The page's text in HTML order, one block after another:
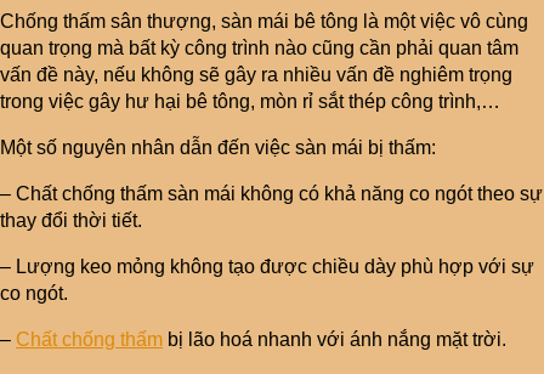
Chống thấm sân thượng, sàn mái bê tông là một việc vô cùng
quan trọng mà bất kỳ công trình nào cũng cần phải quan tâm
vấn đề này, nếu không sẽ gây ra nhiều vấn đề nghiêm trọng
trong việc gây hư hại bê tông, mòn rỉ sắt thép công trình,…
Một số nguyên nhân dẫn đến việc sàn mái bị thấm:
– Chất chống thấm sàn mái không có khả năng co ngót theo sự
thay đổi thời tiết.
– Lượng keo mỏng không tạo được chiều dày phù hợp với sự
co ngót.
– Chất chống thấm bị lão hoá nhanh với ánh nắng mặt trời.